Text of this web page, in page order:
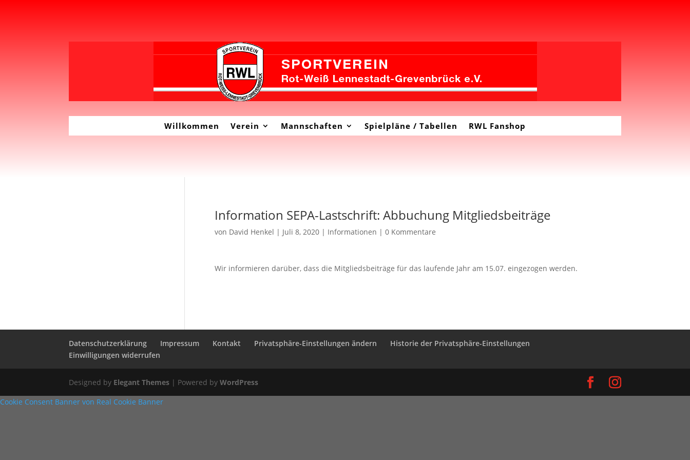
Willkommen Verein Mannschaften Spielpläne / Tabellen RWL Fanshop
Information SEPA-Lastschrift: Abbuchung Mitgliedsbeiträge
von David Henkel | Juli 8, 2020| Informationen | 0 Kommentare
Wir informieren darüber, dass die Mitgliedsbeiträge für das laufende Jahr am 15.07. eingezogen werden.
Datenschutzerklärung Impressum Kontakt Privatsphäre-Einstellungen ändern
Historie der Privatsphäre-Einstellungen
Einwilligungen widerrufen
Designed by Elegant Themes | Powered byWordPress
Cookie Consent Banner von Real Cookie Banner